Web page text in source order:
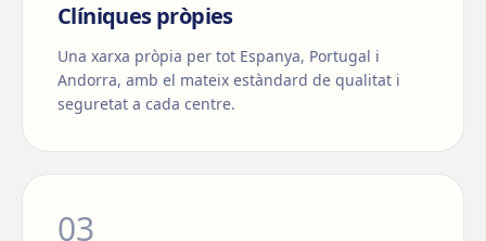
Clíniques pròpies
Una xarxa pròpia per tot Espanya, Portugal i
Andorra, amb el mateix estàndard de qualitat i
seguretat a cada centre.
03